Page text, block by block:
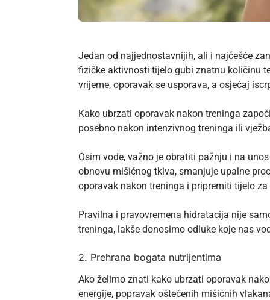
Jedan od najjednostavnijih, ali i najčešće
fizičke aktivnosti tijelo gubi znatnu količinu
vrijeme, oporavak se usporava, a osjećaj
Kako ubrzati oporavak nakon treninga
posebno nakon intenzivnog treninga ili
Osim vode, važno je obratiti pažnju i na
obnovu mišićnog tkiva, smanjuje upalne
oporavak nakon treninga i pripremiti tijelo za
Pravilna i pravovremena hidratacija nije
treninga, lakše donosimo odluke koje nas
2. Prehrana bogata nutrijentima
Ako želimo znati kako ubrzati oporavak
energije, popravak oštećenih mišićnih